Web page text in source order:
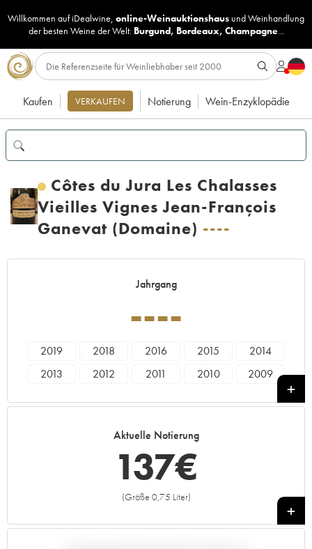
Willkommen auf iDealwine, online-Weinauktionshaus undWeinhandlung
der besten Weine der Welt: Burgund, Bordeaux, Champagne...
Kaufen VERKAUFEN Notierung Wein-Enzyklopädie
Côtes du Jura Les Chalasses
Vieilles Vignes Jean-François
Ganevat (Domaine) ----
Jahrgang
----
2019 2018 2016 2015
2014
2013
2012 2011 2010
2009
Aktuelle Notierung
137€
(Größe 0,75 Liter)
+